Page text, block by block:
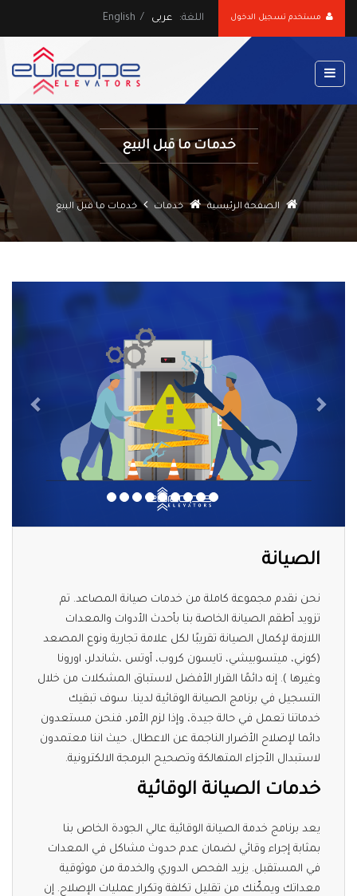
اللغة: عربى /
English
خدمات ما قبل البيع
الصفحة الرئيسية خدمات خدمات ما قبل البيع
الصيانة
نحن نقدم مجموعة كاملة من خدمات صيانة المصاعد. تم
تزويد أطقم الصيانة الخاصة بنا بأحدث الأدوات والمعدات
اللازمة لإكمال الصيانة تقريبًا لكل علامة تجارية ونوع المصعد
(كوني، ميتسوبيشي، تايسون كروب، أوتس ،شاندلر، اورونا
وغيرها ). إنه دائمًا القرار الأفضل لاستباق المشكلات من خلال
التسجيل في برنامج الصيانة الوقائية لدينا. سوف تبقيك
خدماتنا تعمل في حالة جيدة، وإذا لزم الأمر، فنحن مستعدون
دائما لإصلاح الأضرار الناجمة عن الاعطال. حيث اننا معتمدون
لاستبدال الأجزاء المتهالكة وتصحيح البرمجة الالكترونية.
خدمات الصيانة الوقائية
يعد برنامج خدمة الصيانة الوقائية عالي الجودة الخاص بنا
بمثابة إجراء وقائي لضمان عدم حدوث مشاكل في المعدات
في المستقبل. يزيد الفحص الدوري والخدمة من موثوقية
معداتك ويمكّنك من تقليل تكلفة وتكرار عمليات الإصلاح. إن